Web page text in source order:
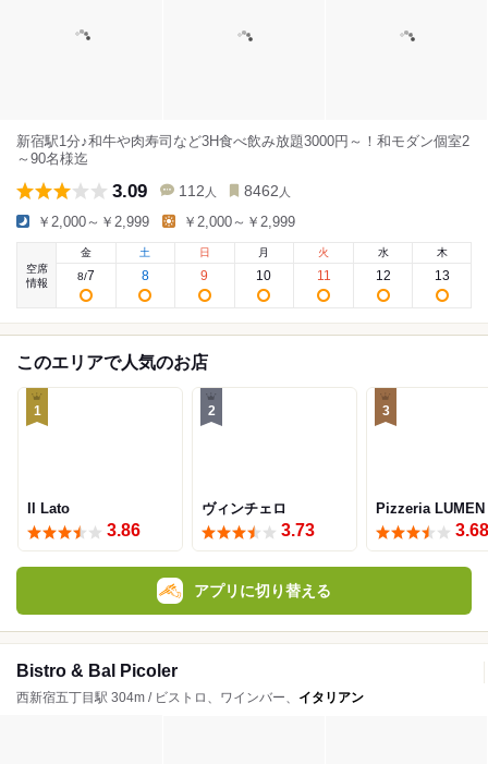
新宿駅1分♪和牛や肉寿司など3H食べ飲み放題3000円～！和モダン個室2
～90名様迄
3.09 112 人 8462 人
￥2,000～￥2,999 ￥2,000～￥2,999
空席
情報
金
8/7
土
8
日
9
月
10
火
11
水
12
木
13
このエリアで人気のお店
1
Il Lato
3.86
2
ヴィンチェロ
3.73
3
Pizzeria LUMEN
3.68
アプリに切り替える
Bistro & Bal Picoler
西新宿五丁目駅 304m / ビストロ、ワインバー、 イタリアン